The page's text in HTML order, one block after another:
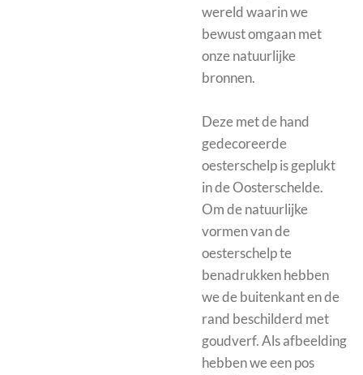
wereld waarin we
bewust omgaan met
onze natuurlijke
bronnen.
Deze met de hand
gedecoreerde
oesterschelp is geplukt
in de Oosterschelde.
Om de natuurlijke
vormen van de
oesterschelp te
benadrukken hebben
we de buitenkant en de
rand beschilderd met
goudverf. Als afbeelding
hebben we een pos